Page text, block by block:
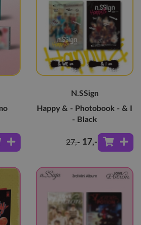
N.SSign
Happy & - Photobook - & I
- Black
27,- 17,-